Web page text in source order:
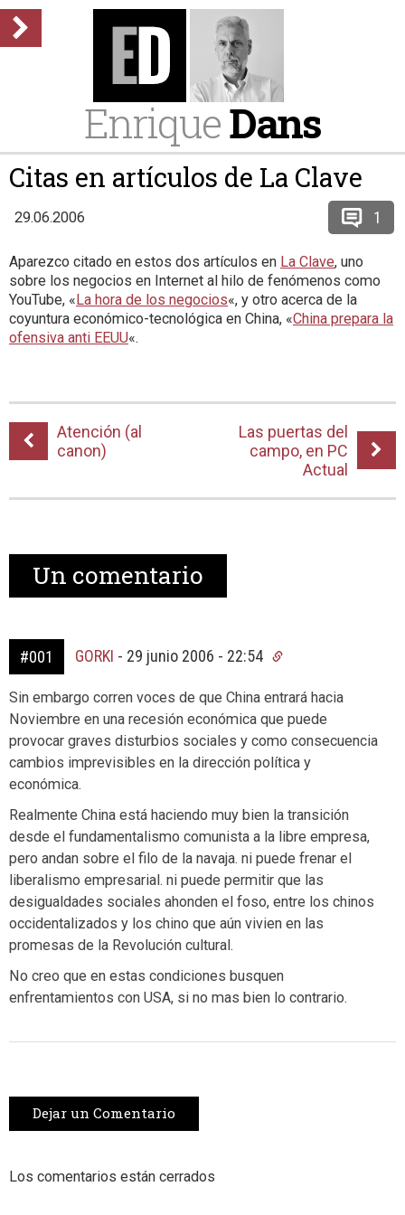
EnriqueDans
Citas en artículos de La Clave
29.06.2006 1
Aparezco citado en estos dos artículos en La Clave, uno
sobre los negocios en Internet al hilo de fenómenos como
YouTube, «La hora de los negocios«, y otro acerca de la
coyuntura económico-tecnológica en China, «China prepara la
ofensiva anti EEUU«.
Atención (al
canon)
Las puertas del
campo, en PC
Actual
Un comentario
#001 GORKI - 29 junio 2006 - 22:54
Sin embargo corren voces de que China entrará hacia
Noviembre en una recesión económica que puede
provocar graves disturbios sociales y como consecuencia
cambios imprevisibles en la dirección política y
económica.
Realmente China está haciendo muy bien la transición
desde el fundamentalismo comunista a la libre empresa,
pero andan sobre el filo de la navaja. ni puede frenar el
liberalismo empresarial. ni puede permitir que las
desigualdades sociales ahonden el foso, entre los chinos
occidentalizados y los chino que aún vivien en las
promesas de la Revolución cultural.
No creo que en estas condiciones busquen
enfrentamientos con USA, si no mas bien lo contrario.
Dejar un Comentario
Los comentarios están cerrados